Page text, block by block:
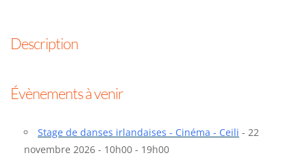
Description
Évènements à venir
Stage de danses irlandaises - Cinéma - Ceili - 22
novembre 2026 - 10h00 - 19h00